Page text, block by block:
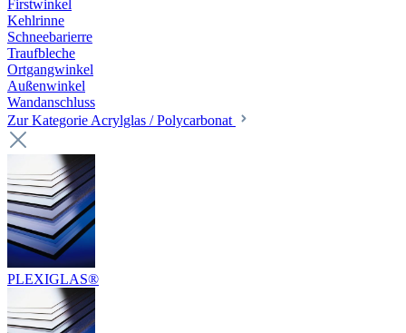
Firstwinkel
Kehlrinne
Schneebarierre
Traufbleche
Ortgangwinkel
Außenwinkel
Wandanschluss
Zur Kategorie Acrylglas / Polycarbonat
PLEXIGLAS®